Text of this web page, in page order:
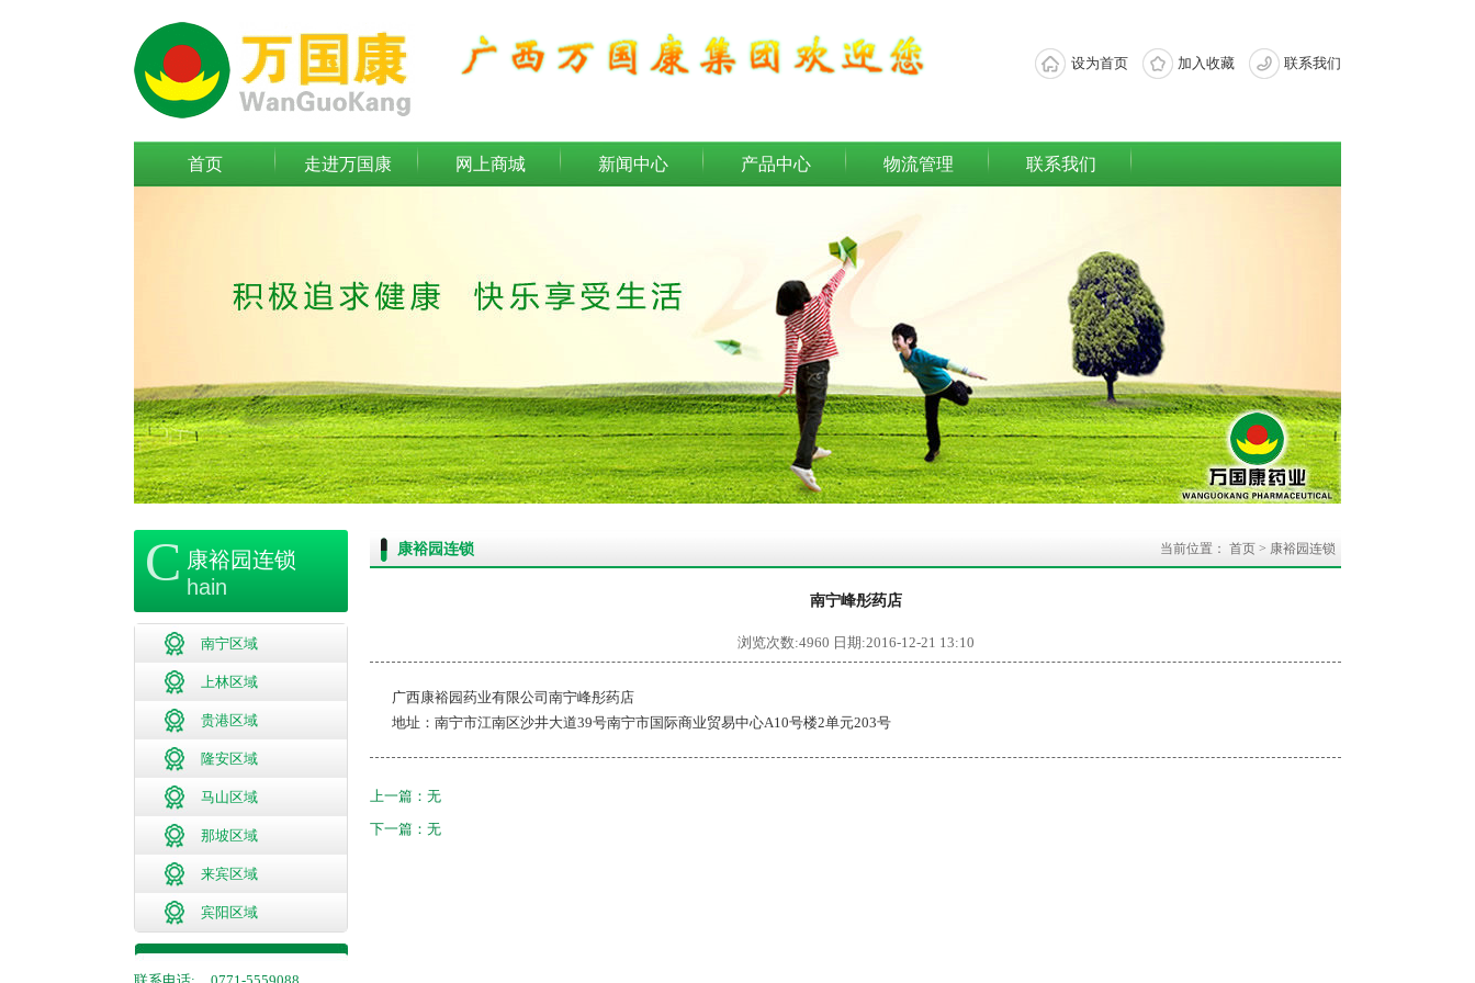
设为首页 加入收藏 联系我们
首页 走进万国康 网上商城 新闻中心 产品中心 物流管理 联系我们
C 康裕园连锁
hain
南宁区域
上林区域
贵港区域
隆安区域
马山区域
那坡区域
来宾区域
宾阳区域
康裕园连锁 当前位置： 首页 > 康裕园连锁
南宁峰彤药店
浏览次数:4960 日期:2016-12-21 13:10
广西康裕园药业有限公司南宁峰彤药店
地址：南宁市江南区沙井大道39号南宁市国际商业贸易中心A10号楼2单元203号
上一篇：无
下一篇：无